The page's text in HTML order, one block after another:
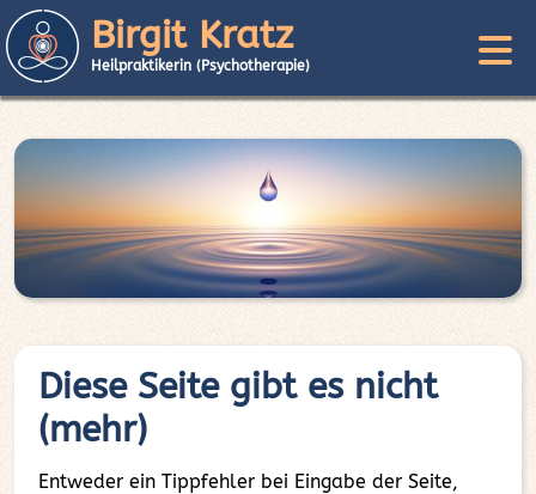
Birgit Kratz
Heilpraktikerin (Psychotherapie)
Diese Seite gibt es nicht
(mehr)
Entweder ein Tippfehler bei Eingabe der Seite,